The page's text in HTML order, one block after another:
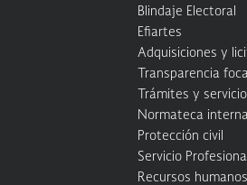
Blindaje Electoral
Efiartes
Adquisiciones y
Transparencia
Trámites y
Normateca interna
Protección civil
Servicio
Recursos humanos